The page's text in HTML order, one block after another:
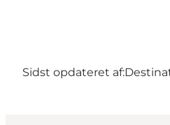
Sidst opdateret af: